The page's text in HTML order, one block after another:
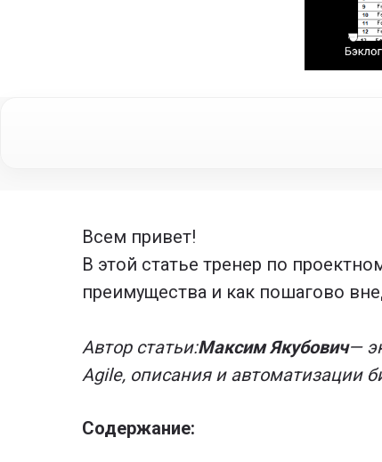
Всем привет!
В этой статье тренер по
преимущества и как пошагово
Автор статьи:Максим Якубович—
Agile, описания и автоматизации
Содержание: